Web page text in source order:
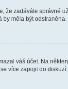
že zadáváte správné
měla být odstraněna.
váš účet. Na
více zapojit do diskuzí.